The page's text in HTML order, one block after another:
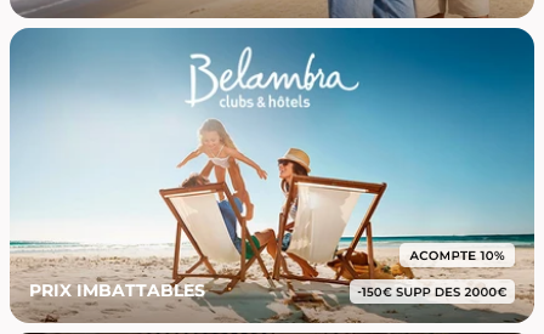
PRIX IMBATTABLES